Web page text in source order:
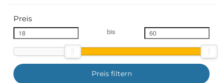
Preis
bis
Preis filtern